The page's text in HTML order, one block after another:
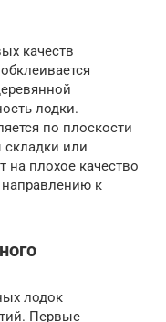
качеств
лодки.
по плоскости
или
на плохое качество
направлению к
лодок
Первые